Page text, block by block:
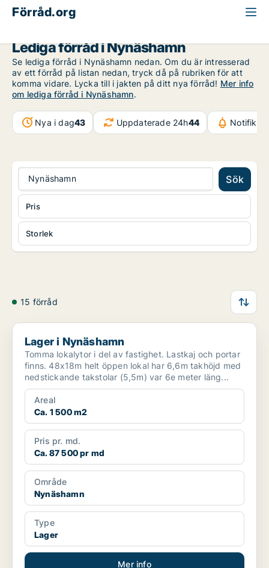
Förråd.org
Lediga förråd i Nynäshamn
Se lediga förråd i Nynäshamn nedan. Om du är intresserad
av ett förråd på listan nedan, tryck då på rubriken för att
komma vidare. Lycka till i jakten på ditt nya förråd! Mer info
om lediga förråd i Nynäshamn.
Nya i dag43 Uppdaterade 24h44
Nynäshamn Sök
Storlek
Pris
15 förråd
Lager i Nynäshamn
Lager i Nynäshamn
Tomma lokalytor i del av fastighet. Lastkaj och portar
finns. 48x18m helt öppen lokal har 6,6m takhöjd med
nedstickande takstolar (5,5m) var 6e meter läng...
Areal
Ca. 1 500 m2
Pris pr. md.
Ca. 87 500 pr md
Område
Nynäshamn
Type
Lager
Mer info